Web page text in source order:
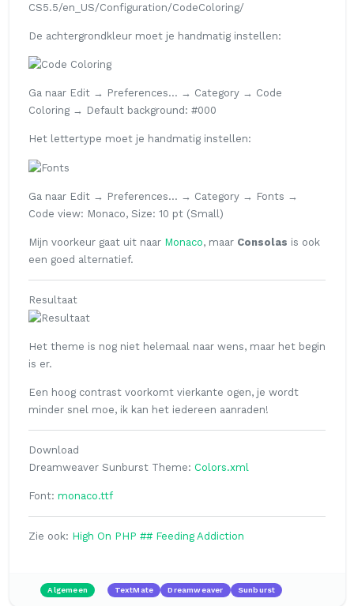
CS5.5/en_US/Configuration/CodeColoring/
De achtergrondkleur moet je handmatig instellen:
Ga naar Edit → Preferences... → Category → Code
Coloring → Default background : #000
Het lettertype moet je handmatig instellen:
Ga naar Edit → Preferences... → Category → Fonts →
Code view: Monaco, Size: 10 pt (Small)
Mijn voorkeur gaat uit naar Monaco, maar Consolas is ook
een goed alternatief.
Resultaat
Het theme is nog niet helemaal naar wens, maar het begin
is er.
Een hoog contrast voorkomt vierkante ogen, je wordt
minder snel moe, ik kan het iedereen aanraden!
Download
Dreamweaver Sunburst Theme: Colors.xml
Font: monaco.ttf
Zie ook: High On PHP ## Feeding Addiction
Algemeen TextMate Dreamweaver Sunburst